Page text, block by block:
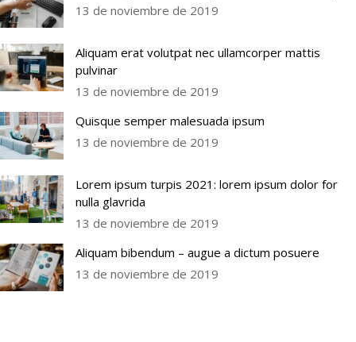
13 de noviembre de 2019
Aliquam erat volutpat nec ullamcorper mattis
pulvinar
13 de noviembre de 2019
Quisque semper malesuada ipsum
13 de noviembre de 2019
Lorem ipsum turpis 2021: lorem ipsum dolor for
nulla glavrida
13 de noviembre de 2019
Aliquam bibendum – augue a dictum posuere
13 de noviembre de 2019